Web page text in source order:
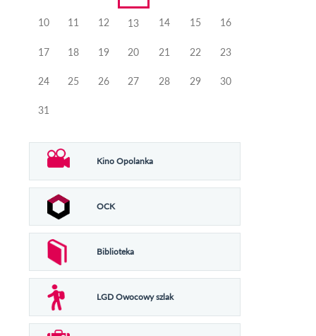
10 11 12 13 14 15 16
17 18 19 20 21 22 23
24 25 26 27 28 29 30
31
Kino Opolanka
OCK
Biblioteka
LGD Owocowy szlak